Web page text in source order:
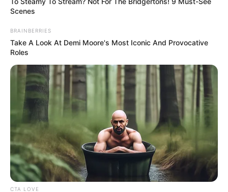
News
ΤΑ ΠΙΟ ΔΗΜΟΦΙΛΗ
Scenes
BRAINBERRIES
Take A Look At Demi Moore's Most Iconic And Provocative
Roles
CTA LOVE